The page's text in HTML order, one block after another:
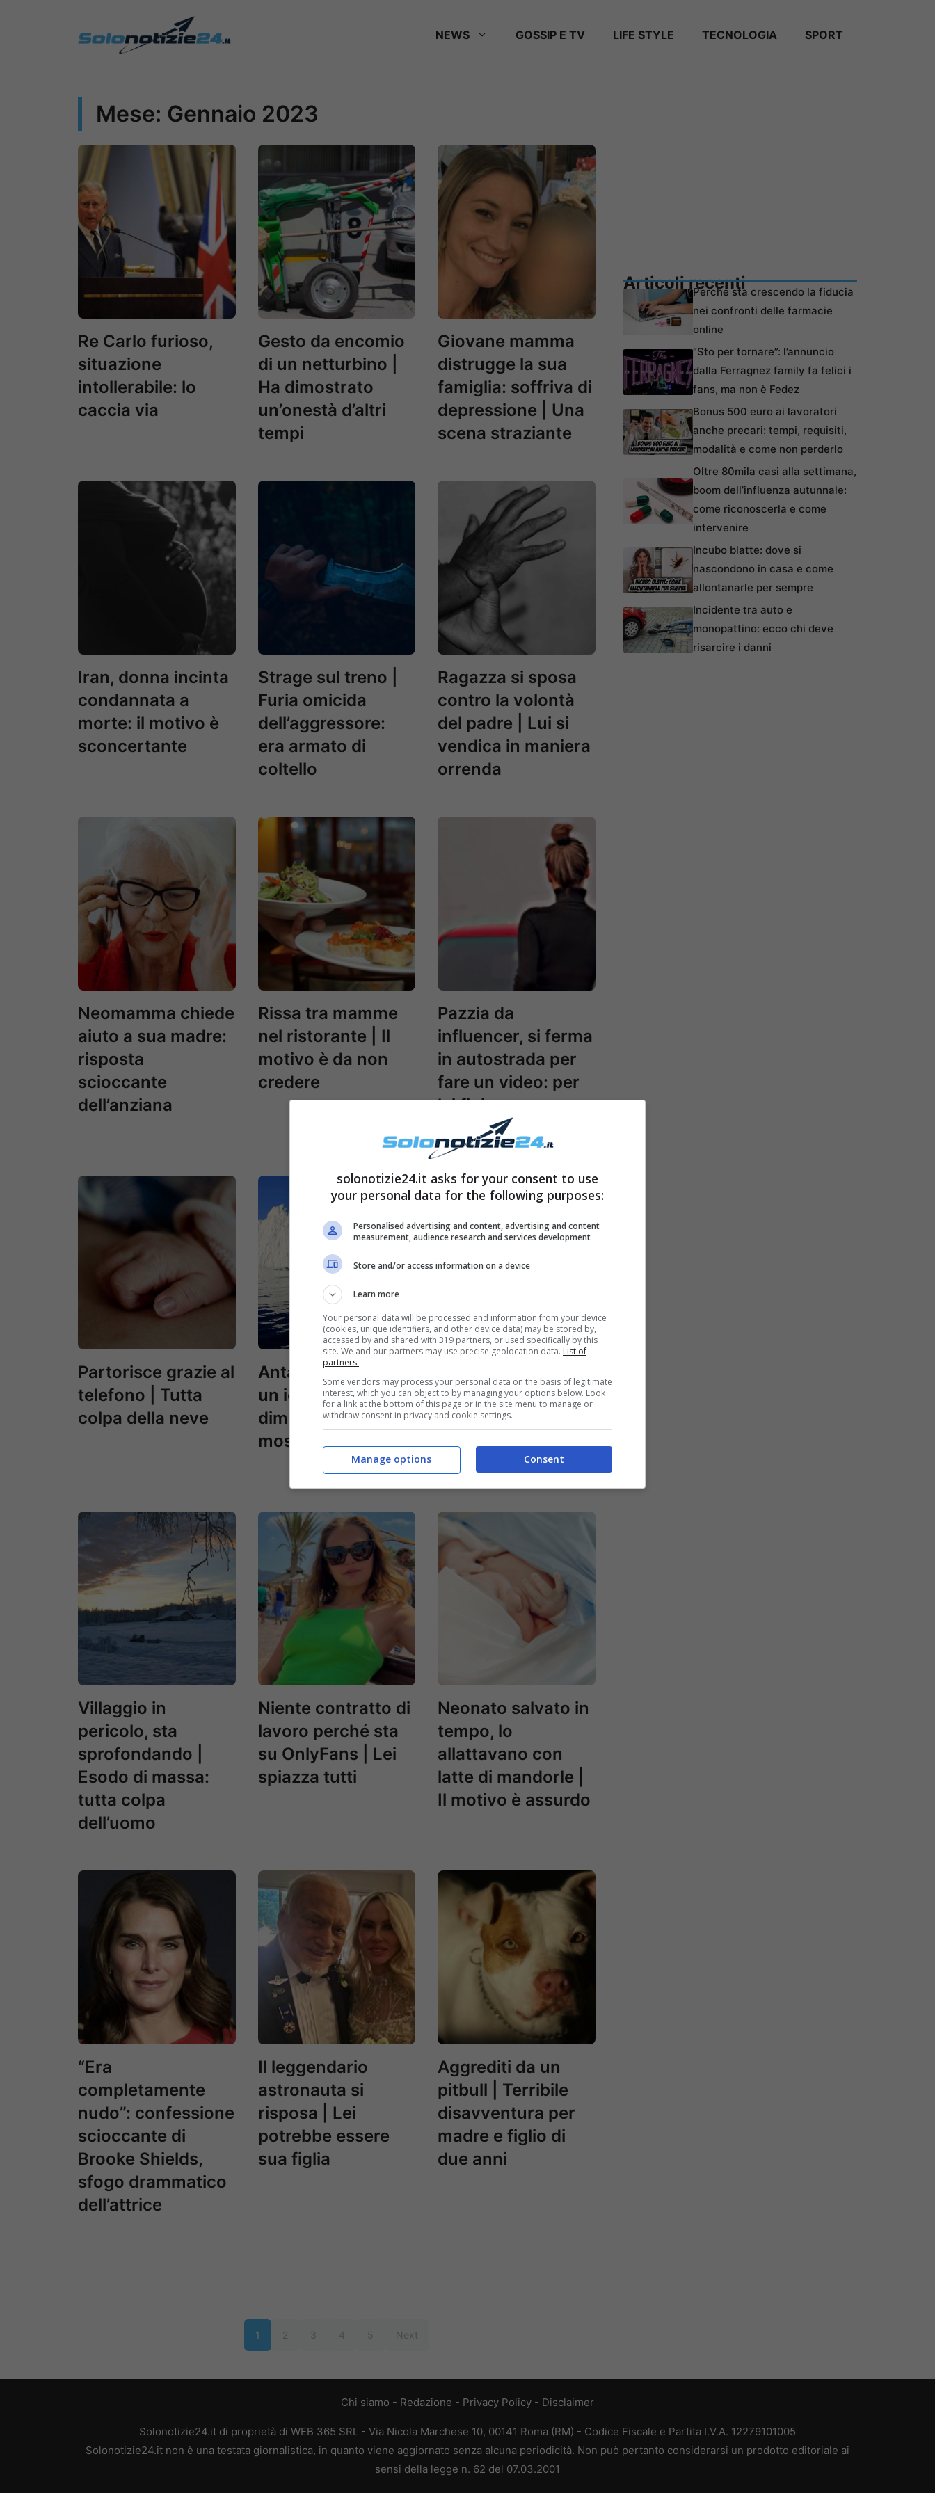
NEWS GOSSIP E TV LIFE STYLE TECNOLOGIA SPORT
Mese: Gennaio 2023
Re Carlo furioso,
situazione
intollerabile: lo
caccia via
Gesto da encomio
di un netturbino |
Ha dimostrato
un’onestà d’altri
tempi
Giovane mamma
distrugge la sua
famiglia: soffriva di
depressione | Una
scena straziante
Iran, donna incinta
condannata a
morte: il motivo è
sconcertante
Strage sul treno |
Furia omicida
dell’aggressore:
era armato di
coltello
Ragazza si sposa
contro la volontà
del padre | Lui si
vendica in maniera
orrenda
Neomamma chiede
aiuto a sua madre:
risposta
scioccante
dell’anziana
Rissa tra mamme
nel ristorante | Il
motivo è da non
credere
Pazzia da
influencer, si ferma
in autostrada per
fare un video: per
lei finisce
malissimo
Partorisce grazie al
telefono | Tutta
colpa della neve
Antartide, si stacca
un iceberg: ha
dimensioni
mostruose
migliaia di giocatori
spennati come polli
| Usavano un
sistema diabolico
Villaggio in
pericolo, sta
sprofondando |
Esodo di massa:
tutta colpa
dell’uomo
Niente contratto di
lavoro perché sta
su OnlyFans | Lei
spiazza tutti
Neonato salvato in
tempo, lo
allattavano con
latte di mandorle |
Il motivo è assurdo
“Era
completamente
nudo”: confessione
scioccante di
Brooke Shields,
sfogo drammatico
dell’attrice
Il leggendario
astronauta si
risposa | Lei
potrebbe essere
sua figlia
Aggrediti da un
pitbull | Terribile
disavventura per
madre e figlio di
due anni
1 2 3 4 5 Next
Articoli recentiPerché sta crescendo la fiducia
nei confronti delle farmacie
online
“Sto per tornare”: l’annuncio
dalla Ferragnez family fa felici i
fans, ma non è Fedez
Bonus 500 euro ai lavoratori
anche precari: tempi, requisiti,
modalità e come non perderlo
Oltre 80mila casi alla settimana,
boom dell’influenza autunnale:
come riconoscerla e come
intervenire
Incubo blatte: dove si
nascondono in casa e come
allontanarle per sempre
Incidente tra auto e
monopattino: ecco chi deve
risarcire i danni
Chi siamo - Redazione - Privacy Policy - Disclaimer
Solonotizie24.it di proprietà di WEB 365 SRL - Via Nicola Marchese 10, 00141 Roma (RM) - Codice Fiscale e Partita I.V.A. 12279101005
Solonotizie24.it non è una testata giornalistica, in quanto viene aggiornato senza alcuna periodicità. Non può pertanto considerarsi un prodotto editoriale ai
sensi della legge n. 62 del 07.03.2001
solonotizie24.it asks for your consent to use
your personal data for the following purposes:
Personalised advertising and content, advertising and content
measurement, audience research and services development
Store and/or access information on a device
Learn more
Your personal data will be processed and information from your device
(cookies, unique identifiers, and other device data) may be stored by,
accessed by and shared with 319 partners, or used specifically by this
site. We and our partners may use precise geolocation data. List of
partners.
Some vendors may process your personal data on the basis of legitimate
interest, which you can object to by managing your options below. Look
for a link at the bottom of this page or in the site menu to manage or
withdraw consent in privacy and cookie settings.
Consent
Manage options